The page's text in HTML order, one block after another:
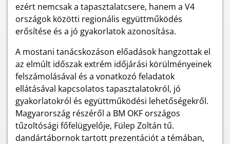
ezért nemcsak a tapasztalatcsere, hanem a V4
országok közötti regionális együttműködés
erősítése és a jó gyakorlatok azonosítása.
A mostani tanácskozáson előadások hangzottak el
az elmúlt időszak extrém időjárási körülményeinek
felszámolásával és a vonatkozó feladatok
ellátásával kapcsolatos tapasztalatokról, jó
gyakorlatokról és együttműködési lehetőségekről.
Magyarország részéről a BM OKF országos
tűzoltósági főfelügyelője, Fülep Zoltán tű.
dandártábornok tartott prezentációt a témában,